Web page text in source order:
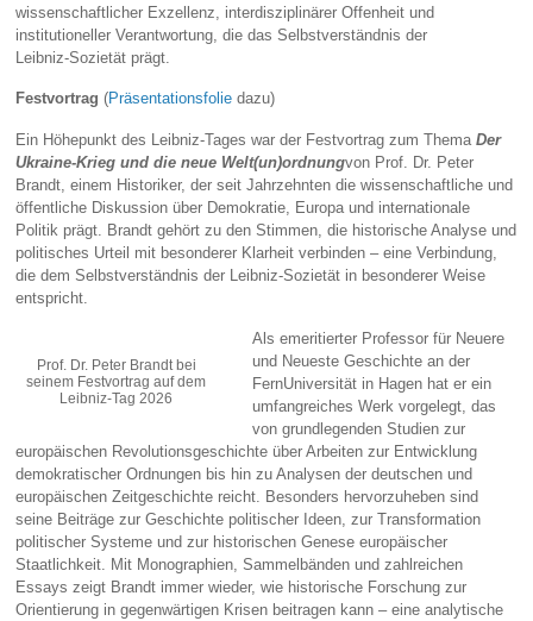
wissenschaftlicher Exzellenz, interdisziplinärer Offenheit und
institutioneller Verantwortung, die das Selbstverständnis der
Leibniz‑Sozietät prägt.
Festvortrag(Präsentationsfolie dazu)
Ein Höhepunkt des Leibniz‑Tages war der Festvortrag zum ThemaDer
Ukraine-Krieg und die neue Welt(un)ordnungvon Prof. Dr. Peter
Brandt, einem Historiker, der seit Jahrzehnten die wissenschaftliche und
öffentliche Diskussion über Demokratie, Europa und internationale
Politik prägt. Brandt gehört zu den Stimmen, die historische Analyse und
politisches Urteil mit besonderer Klarheit verbinden – eine Verbindung,
die dem Selbstverständnis der Leibniz‑Sozietät in besonderer Weise
entspricht.
Prof. Dr. Peter Brandt bei
seinem Festvortrag auf dem
Leibniz-Tag 2026
Als emeritierter Professor für Neuere
und Neueste Geschichte an der
FernUniversität in Hagen hat er ein
umfangreiches Werk vorgelegt, das
von grundlegenden Studien zur
europäischen Revolutionsgeschichte über Arbeiten zur Entwicklung
demokratischer Ordnungen bis hin zu Analysen der deutschen und
europäischen Zeitgeschichte reicht. Besonders hervorzuheben sind
seine Beiträge zur Geschichte politischer Ideen, zur Transformation
politischer Systeme und zur historischen Genese europäischer
Staatlichkeit. Mit Monographien, Sammelbänden und zahlreichen
Essays zeigt Brandt immer wieder, wie historische Forschung zur
Orientierung in gegenwärtigen Krisen beitragen kann – eine analytische